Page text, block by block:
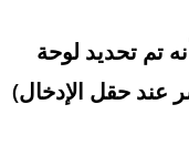
تم تحديد لوحة
عند حقل الإدخال)